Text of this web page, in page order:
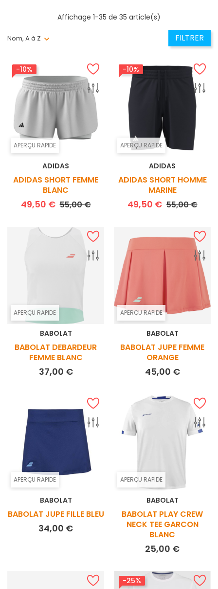
Nom, A à Z FILTRER
Affichage 1-35 de 35 article(s)
APERÇU RAPIDE
-10%
ADIDAS
ADIDAS SHORT FEMME
BLANC
49,50 € Prix de base
55,00 €Prix
APERÇU RAPIDE
-10%
ADIDAS
ADIDAS SHORT HOMME
MARINE
49,50 € Prix de base
55,00 €Prix
APERÇU RAPIDE
BABOLAT
BABOLAT DEBARDEUR
FEMME BLANC
37,00 €Prix
APERÇU RAPIDE
BABOLAT
BABOLAT JUPE FEMME
ORANGE
45,00 €Prix
APERÇU RAPIDE
BABOLAT
BABOLAT JUPE FILLE BLEU
34,00 €Prix
APERÇU RAPIDE
BABOLAT
BABOLAT PLAY CREW
NECK TEE GARCON
BLANC
25,00 €Prix
-25%